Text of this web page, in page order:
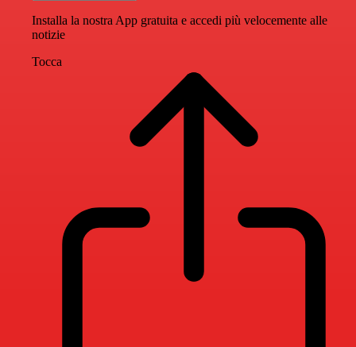
Installa la nostra App gratuita e accedi più velocemente alle
notizie
Tocca